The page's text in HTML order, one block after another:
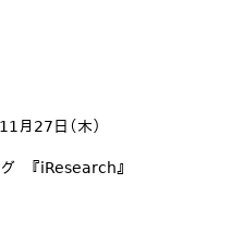
月27日（木）
グ 『iResearch』